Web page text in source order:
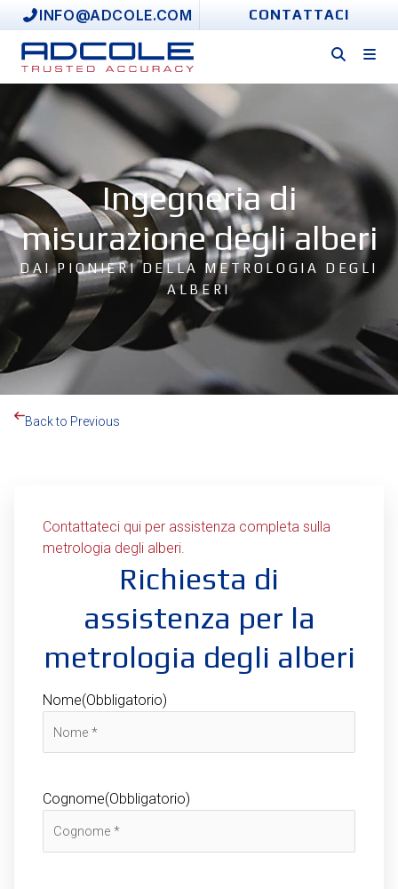
to
content
INFO@ADCOLE.COM CONTATTACI
Ingegneria di
misurazione degli alberi
DAI PIONIERI DELLA METROLOGIA DEGLI
ALBERI
Back to Previous
Contattateci qui per assistenza completa sulla
metrologia degli alberi.
Richiesta di
assistenza per la
metrologia degli alberi
Nome(Obbligatorio)
Cognome(Obbligatorio)